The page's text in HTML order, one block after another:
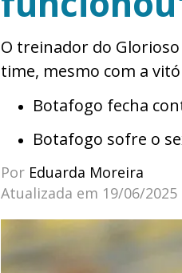
O treinador do
time, mesmo com a
Botafogo fecha
Botafogo sofre o
Por Eduarda Moreira
Atualizada em 19/06/2025